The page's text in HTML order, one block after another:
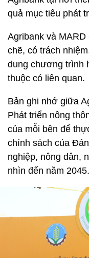
quả mục tiêu phát
Agribank và
chẽ, có trách
dung chương trình
thuộc có liên quan.
Bản ghi nhớ giữa
Phát triển nông
của mỗi bên để
chính sách của
nghiệp, nông dân,
nhìn đến năm 2045.